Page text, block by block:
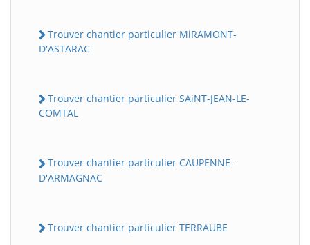
Trouver chantier particulier MiRAMONT-
D'ASTARAC
Trouver chantier particulier SAiNT-JEAN-LE-
COMTAL
Trouver chantier particulier CAUPENNE-
D'ARMAGNAC
Trouver chantier particulier TERRAUBE